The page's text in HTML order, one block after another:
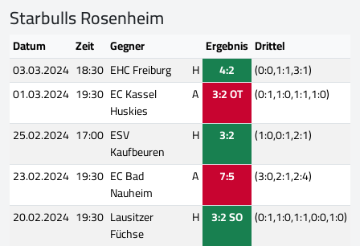
Starbulls Rosenheim
Datum Zeit Gegner Ergebnis Drittel
03.03.2024 18:30 EHC Freiburg H 4:2
(0:0,1:1,3:1)
01.03.2024 19:30 EC Kassel
Huskies
A 3:2 OT (0:1,1:0,1:1,1:0)
25.02.2024 17:00 ESV
Kaufbeuren
H 3:2
(1:0,0:1,2:1)
23.02.2024 19:30 EC Bad
Nauheim
A 7:5
(3:0,2:1,2:4)
20.02.2024 19:30 Lausitzer
Füchse
H 3:2 SO (0:1,1:0,1:1,0:0,1:0)